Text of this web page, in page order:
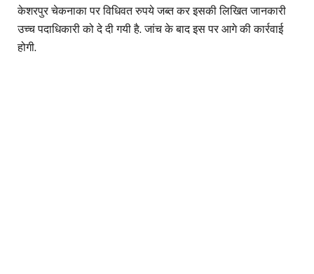
केशरपुर चेकनाका पर विधिवत रुपये जब्त कर इसकी लिखित जानकारी
उच्च पदाधिकारी को दे दी गयी है. जांच के बाद इस पर आगे की कार्रवाई
होगी.